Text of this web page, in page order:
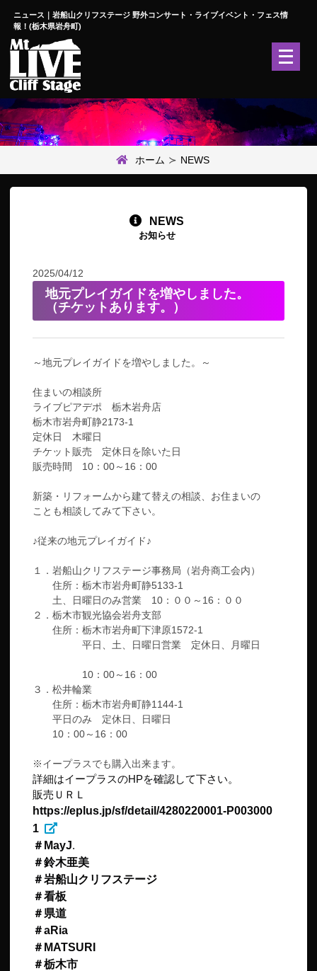
ニュース｜岩船山クリフステージ 野外コンサート・ライブイベント・フェス情
報！(栃木県岩舟町)
メ
ニ
を
開
く
ホーム
NEWS
NEWS
お知らせ
2025/04/12
地元プレイガイドを増やしました。
（チケットあります。）
～地元プレイガイドを増やしました。～
住まいの相談所
ライブピアデポ 栃木岩舟店
栃木市岩舟町静2173-1
定休日 木曜日
チケット販売 定休日を除いた日
販売時間 10：00～16：00
新築・リフォームから建て替えの相談、お住まいの
ことも相談してみて下さい。
♪従来の地元プレイガイド♪
１．岩船山クリフステージ事務局（岩舟商工会内）
住所：栃木市岩舟町静5133-1
土、日曜日のみ営業 10：００～16：００
２．栃木市観光協会岩舟支部
住所：栃木市岩舟町下津原1572-1
平日、土、日曜日営業 定休日、月曜日
10：00～16：00
３．松井輪業
住所：栃木市岩舟町静1144-1
平日のみ 定休日、日曜日
10：00～16：00
※イープラスでも購入出来ます。
詳細はイープラスのHPを確認して下さい。
販売ＵＲＬ
https://eplus.jp/sf/detail/4280220001-P003000
1
＃MayJ.
＃鈴木亜美
＃岩船山クリフステージ
＃看板
＃県道
＃aRia
＃MATSURI
＃栃木市